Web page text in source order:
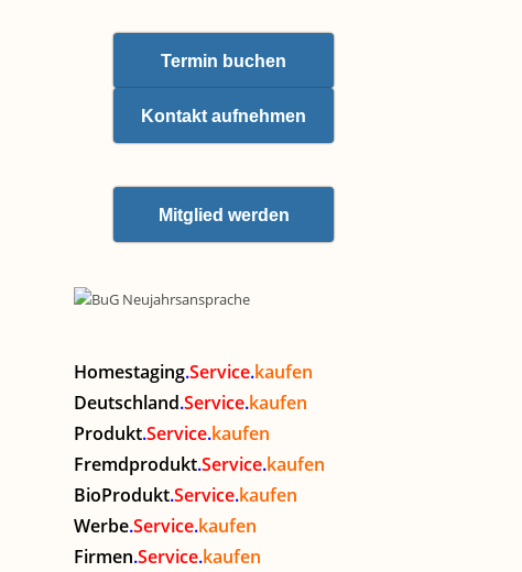
Termin buchen
Kontakt aufnehmen
Mitglied werden
Homestaging.Service.kaufen
Deutschland.Service.kaufen
Produkt.Service.kaufen
Fremdprodukt.Service.kaufen
BioProdukt.Service.kaufen
Werbe.Service.kaufen
Firmen.Service.kaufen